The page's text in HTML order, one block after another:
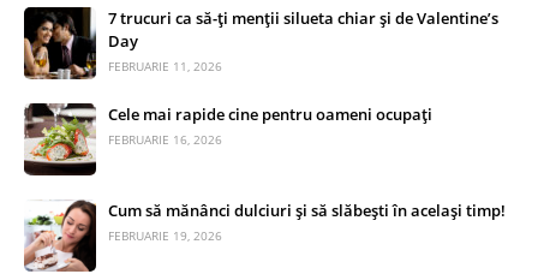
7 trucuri ca să-ți menții silueta chiar și de Valentine’s
Day
FEBRUARIE 11, 2026
Cele mai rapide cine pentru oameni ocupați
FEBRUARIE 16, 2026
Cum să mănânci dulciuri și să slăbești în același timp!
FEBRUARIE 19, 2026